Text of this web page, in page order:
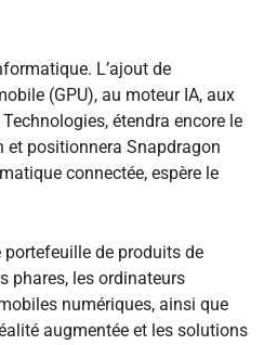
L’ajout de
(GPU), au moteur IA, aux
étendra encore le
et positionnera Snapdragon
connectée, espère le
portefeuille de produits de
phares, les ordinateurs
numériques, ainsi que
augmentée et les solutions